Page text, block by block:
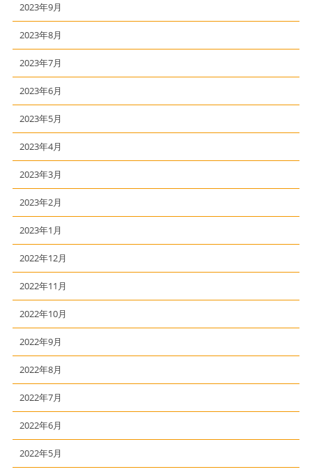
2023年9月
2023年8月
2023年7月
2023年6月
2023年5月
2023年4月
2023年3月
2023年2月
2023年1月
2022年12月
2022年11月
2022年10月
2022年9月
2022年8月
2022年7月
2022年6月
2022年5月